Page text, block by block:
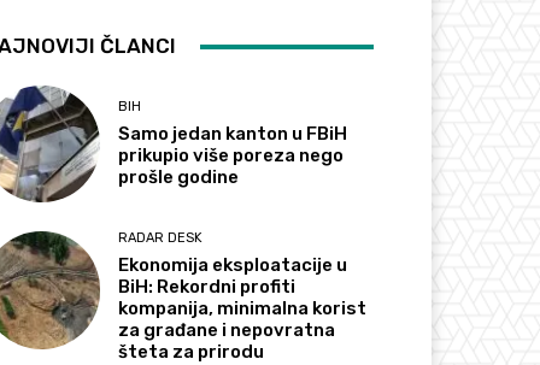
ČLANCI
BIH
Samo jedan kanton u FBiH
prikupio više poreza nego
prošle godine
RADAR DESK
Ekonomija eksploatacije u
BiH: Rekordni profiti
kompanija, minimalna korist
za građane i nepovratna
šteta za prirodu